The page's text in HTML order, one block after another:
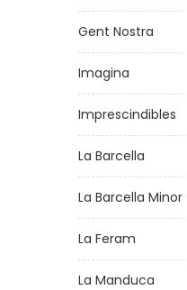
Gent Nostra
Imagina
Imprescindibles
La Barcella
La Barcella Minor
La Feram
La Manduca